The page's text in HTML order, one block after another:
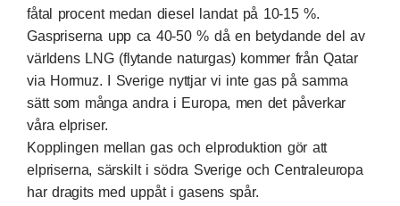
fåtal procent medan diesel landat på 10-15 %.
Gaspriserna upp ca 40-50 % då en betydande del av
världens LNG (flytande naturgas) kommer från Qatar
via Hormuz. I Sverige nyttjar vi inte gas på samma
sätt som många andra i Europa, men det påverkar
våra elpriser.
Kopplingen mellan gas och elproduktion gör att
elpriserna, särskilt i södra Sverige och Centraleuropa
har dragits med uppåt i gasens spår.